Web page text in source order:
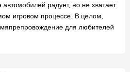
автомобилей радует, но не хватает
игровом процессе. В целом,
для любителей